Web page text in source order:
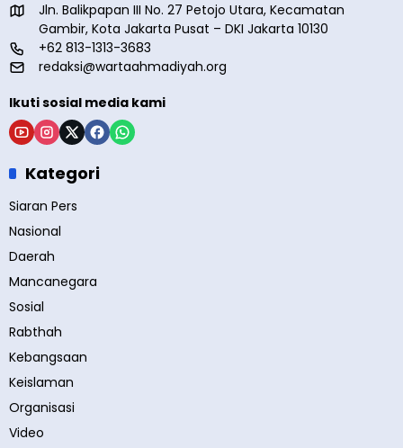
Jln. Balikpapan III No. 27 Petojo Utara, Kecamatan
Gambir, Kota Jakarta Pusat – DKI Jakarta 10130
+62 813-1313-3683
redaksi@wartaahmadiyah.org
Ikuti sosial media kami
Kategori
Siaran Pers
Nasional
Daerah
Mancanegara
Sosial
Rabthah
Kebangsaan
Keislaman
Organisasi
Video